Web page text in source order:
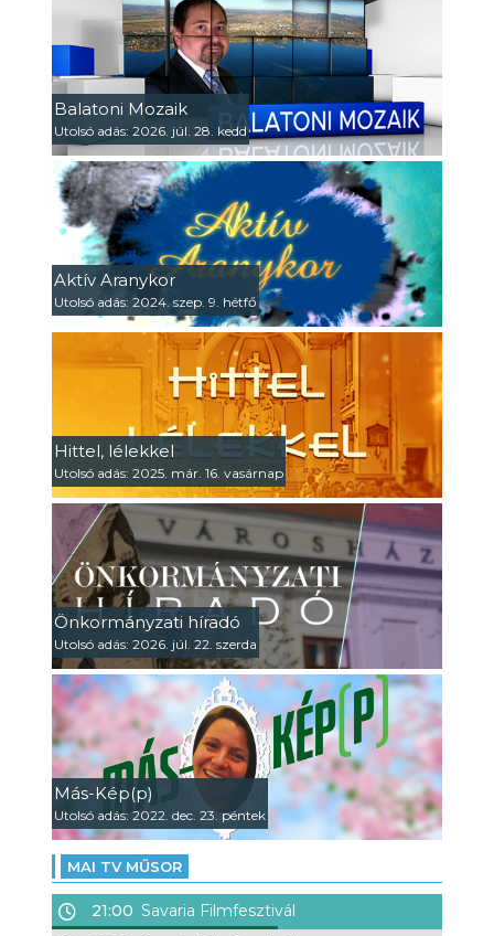
Balatoni Mozaik
Utolsó adás: 2026. júl. 28. kedd
Aktív Aranykor
Utolsó adás: 2024. szep. 9. hétfő
Hittel, lélekkel
Utolsó adás: 2025. már. 16. vasárnap
Önkormányzati híradó
Utolsó adás: 2026. júl. 22. szerda
Más-Kép(p)
Utolsó adás: 2022. dec. 23. péntek
MAI TV MŰSOR
21:00 Savaria Filmfesztivál